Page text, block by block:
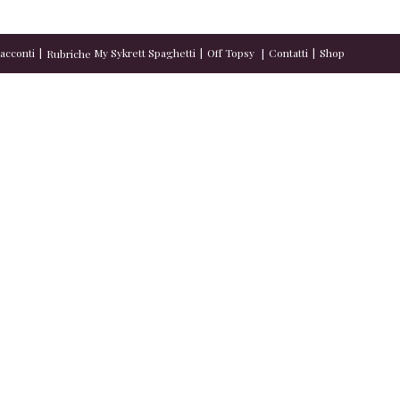
Rubriche My Sykrett Spaghetti Off Topsy Contatti Shop